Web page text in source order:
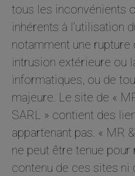
tous les inconvénients
inhérents à l’utilisation
notamment une rupture
intrusion extérieure ou
informatiques, ou de
majeure. Le site de «
SARL » contient des
appartenant pas. « MR
ne peut être tenue pour
contenu de ces sites ni